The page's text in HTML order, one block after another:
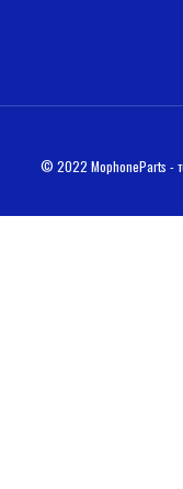
© 2022 MophoneParts -